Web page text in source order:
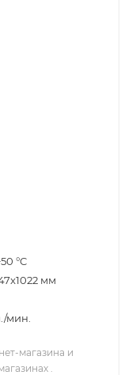
°C
мм
мин.
магазина и
.